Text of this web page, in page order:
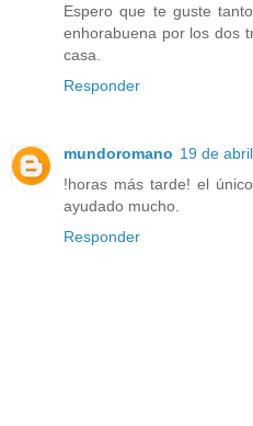
Espero que te guste
enhorabuena por los dos
casa.
Responder
mundoromano 19 de
!horas más tarde! el
ayudado mucho.
Responder